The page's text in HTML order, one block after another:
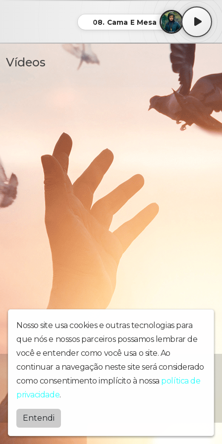
08. Cama E Mesa
Vídeos
Nosso site usa cookies e outras tecnologias para
que nós e nossos parceiros possamos lembrar de
você e entender como você usa o site. Ao
continuar a navegação neste site será considerado
como consentimento implícito à nossa política de
privacidade.
Entendi
Informação, música, jornalismo e prestação de serviços